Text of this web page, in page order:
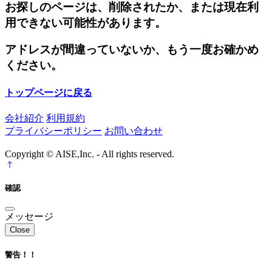
お探しのページは、削除されたか、または現在利
用できない可能性があります。
アドレスが間違っていないか、もう一度お確かめ
ください。
トップページに戻る
会社紹介 利用規約
プライバシーポリシー お問い合わせ
Copyright © AISE,Inc. - All rights reserved.
確認
メッセージ
Close
警告！！